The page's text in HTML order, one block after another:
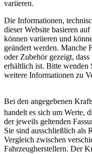
variieren.
Die Informationen,
dieser Website basieren
können variieren und
geändert werden. Manche
oder Zubehör gezeigt,
erhältlich ist. Bitte wenden
weitere Informationen zu
Bei den angegebenen
handelt es sich um Werte,
der jeweils geltenden
Sie sind ausschließlich als
Vergleich zwischen
Fahrzeugherstellern. Der